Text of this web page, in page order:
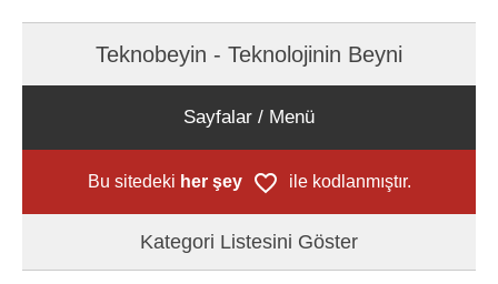
Teknobeyin - Teknolojinin Beyni
Sayfalar / Menü
Bu sitedeki her şey ile kodlanmıştır.
Kategori Listesini Göster